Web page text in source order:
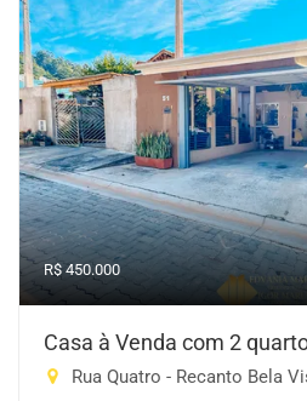
R$ 450.000
Casa à Venda com 2
Rua Quatro - Recanto Bela